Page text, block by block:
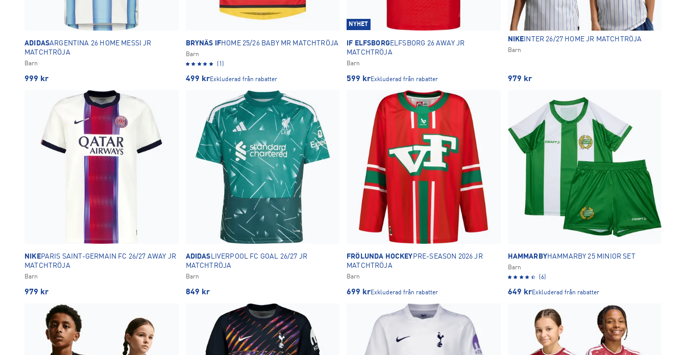
ADIDASARGENTINA 26 HOME MESSI JR
MATCHTRÖJA
Barn
999 kr
BRYNÄS IFHOME 25/26 BABY MR MATCHTRÖJA
Barn
(1)
499 krExkluderad från rabatter
NYHET
IF ELFSBORGELFSBORG 26 AWAY JR
MATCHTRÖJA
Barn
599 krExkluderad från rabatter
NIKE INTER 26/27 HOME JR MATCHTRÖJA
Barn
979 kr
NIKEPARIS SAINT-GERMAIN FC 26/27 AWAY JR
MATCHTRÖJA
Barn
979 kr
ADIDAS LIVERPOOL FC GOAL 26/27 JR
MATCHTRÖJA
Barn
849 kr
FRÖLUNDA HOCKEY PRE-SEASON 2026 JR
MATCHTRÖJA
Barn
699 krExkluderad från rabatter
HAMMARBYHAMMARBY 25 MINIOR SET
Barn
(6)
649 krExkluderad från rabatter